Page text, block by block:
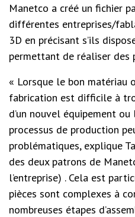
Manetco a créé un fichier
différentes entreprises/
3D en précisant s’ils
permettant de réaliser des
« Lorsque le bon matériau
fabrication est difficile à
d’un nouvel équipement ou
processus de production
problématiques, explique
des deux patrons de
l’entreprise) . Cela est
pièces sont complexes à
nombreuses étapes